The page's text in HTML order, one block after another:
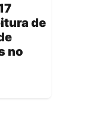
de
no